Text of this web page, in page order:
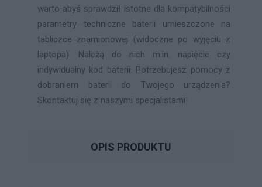
warto abyś sprawdził istotne dla kompatybilności
parametry techniczne baterii umieszczone na
tabliczce znamionowej (widoczne po wyjęciu z
laptopa). Należą do nich m.in. napięcie czy
indywidualny kod baterii. Potrzebujesz pomocy z
dobraniem baterii do Twojego urządzenia?
Skontaktuj się z naszymi specjalistami!
OPIS PRODUKTU